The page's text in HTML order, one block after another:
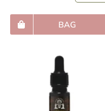
BAG